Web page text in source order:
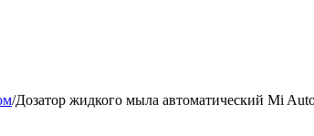
/Дозатор жидкого мыла автоматический Mi